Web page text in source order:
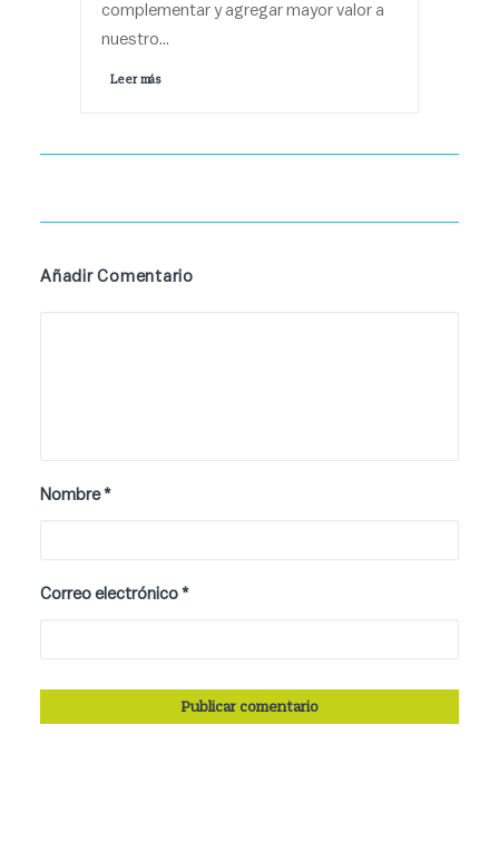
complementar y agregar mayor valor a
nuestro…
Leer más
Añadir Comentario
Nombre*
Correo electrónico *